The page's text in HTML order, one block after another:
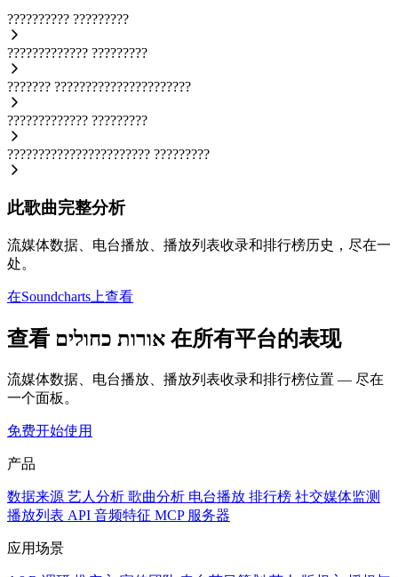
?????????? ?????????
????????????? ?????????
??????? ??????????????????????
????????????? ?????????
??????????????????????? ?????????
此歌曲完整分析
流媒体数据、电台播放、播放列表收录和排行榜历史，尽在一
处。
在Soundcharts上查看
查看 אורות כחולים 在所有平台的表现
流媒体数据、电台播放、播放列表收录和排行榜位置 — 尽在
一个面板。
免费开始使用
产品
数据来源 艺人分析 歌曲分析 电台播放 排行榜 社交媒体监测
播放列表 API 音频特征 MCP 服务器
应用场景